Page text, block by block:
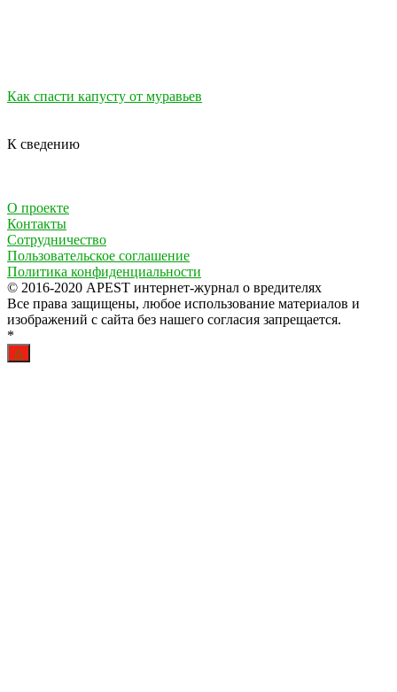
Как спасти капусту от муравьев
К сведению
О проекте
Контакты
Сотрудничество
Пользовательское соглашение
Политика конфиденциальности
© 2016-2020 APEST интернет-журнал о вредителях
Все права защищены, любое использование материалов и
изображений с сайта без нашего согласия запрещается.
*